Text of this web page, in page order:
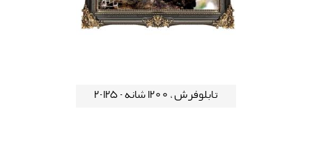
تابلوفرش ، 1200 شانه - 125-2